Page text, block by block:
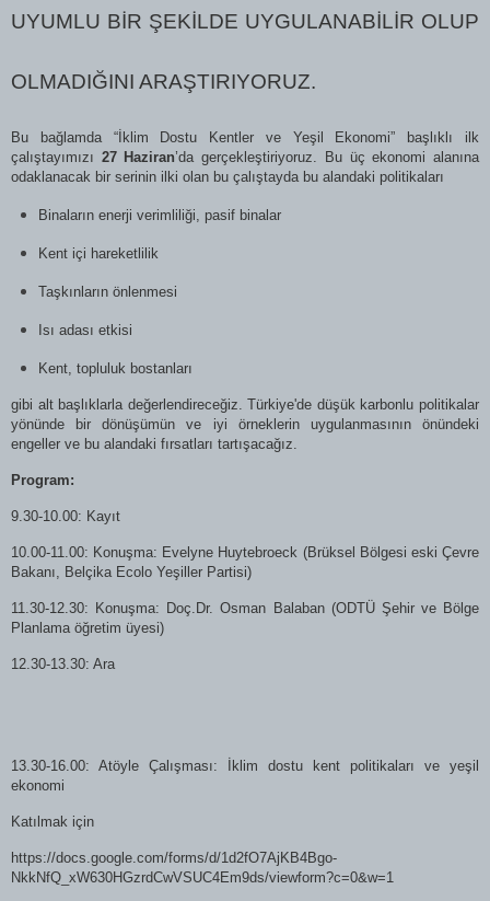
UYUMLU BIR ŞEKILDE UYGULANABILIR OLUP
OLMADIĞINI ARAŞTIRIYORUZ.
Bu bağlamda “İklim Dostu Kentler ve Yeşil Ekonomi” başlıklı ilk
çalıştayımızı 27 Haziran’da gerçekleştiriyoruz. Bu üç ekonomi alanına
odaklanacak bir serinin ilki olan bu çalıştayda bu alandaki politikaları
Binaların enerji verimliliği, pasif binalar
Kent içi hareketlilik
Taşkınların önlenmesi
Isı adası etkisi
Kent, topluluk bostanları
gibi alt başlıklarla değerlendireceğiz. Türkiye'de düşük karbonlu politikalar
yönünde bir dönüşümün ve iyi örneklerin uygulanmasının önündeki
engeller ve bu alandaki fırsatları tartışacağız.
Program:
9.30-10.00: Kayıt
10.00-11.00: Konuşma: Evelyne Huytebroeck (Brüksel Bölgesi eski Çevre
Bakanı, Belçika Ecolo Yeşiller Partisi)
11.30-12.30: Konuşma: Doç.Dr. Osman Balaban (ODTÜ Şehir ve Bölge
Planlama öğretim üyesi)
12.30-13.30: Ara
13.30-16.00: Atöyle Çalışması: İklim dostu kent politikaları ve yeşil
ekonomi
Katılmak için
https://docs.google.com/forms/d/1d2fO7AjKB4Bgo-
NkkNfQ_xW630HGzrdCwVSUC4Em9ds/viewform?c=0&w=1